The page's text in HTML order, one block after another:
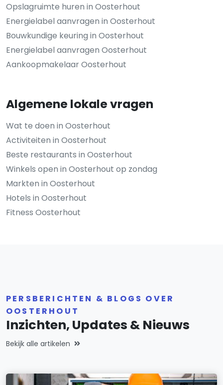
Opslagruimte huren in Oosterhout
Energielabel aanvragen in Oosterhout
Bouwkundige keuring in Oosterhout
Energielabel aanvragen Oosterhout
Aankoopmakelaar Oosterhout
Algemene lokale vragen
Wat te doen in Oosterhout
Activiteiten in Oosterhout
Beste restaurants in Oosterhout
Winkels open in Oosterhout op zondag
Markten in Oosterhout
Hotels in Oosterhout
Fitness Oosterhout
PERSBERICHTEN & BLOGS OVER
OOSTERHOUT
Inzichten, Updates & Nieuws
Bekijk alle artikelen